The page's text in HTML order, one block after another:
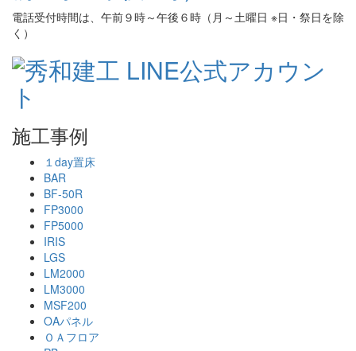
電話受付時間は、午前９時～午後６時（月～土曜日 ※日・祭日を除
く）
施工事例
１day置床
BAR
BF-50R
FP3000
FP5000
IRIS
LGS
LM2000
LM3000
MSF200
OAパネル
ＯＡフロア